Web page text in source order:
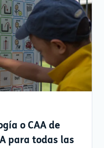
o CAA de
para todas las